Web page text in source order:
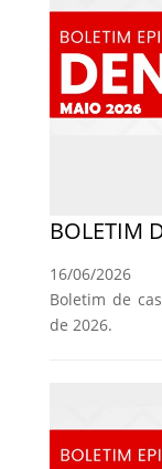
BOLETIM
16/06/2026
Boletim de
de 2026.